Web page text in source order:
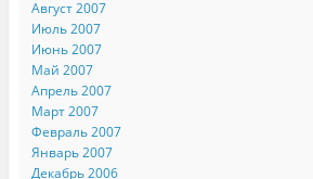
Август 2007
Июль 2007
Июнь 2007
Май 2007
Апрель 2007
Март 2007
Февраль 2007
Январь 2007
Декабрь 2006